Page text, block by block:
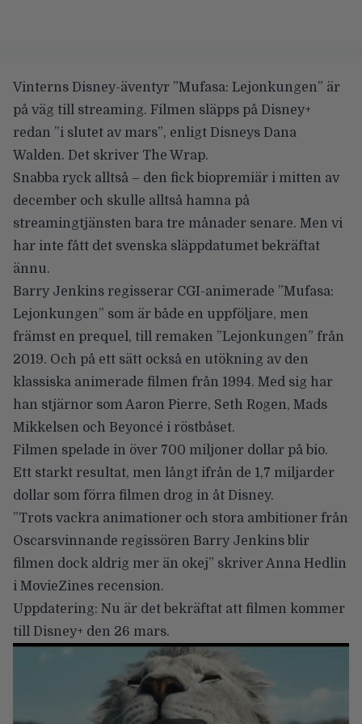
Vinterns Disney-äventyr ”Mufasa: Lejonkungen” är
på väg till streaming. Filmen släpps på Disney+
redan ”i slutet av mars”, enligt Disneys Dana
Walden. Det skriver The Wrap.
Snabba ryck alltså – den fick biopremiär i mitten av
december och skulle alltså hamna på
streamingtjänsten bara tre månader senare. Men vi
har inte fått det svenska släppdatumet bekräftat
ännu.
Barry Jenkins regisserar CGI-animerade ”Mufasa:
Lejonkungen” som är både en uppföljare, men
främst en prequel, till remaken ”Lejonkungen” från
2019. Och på ett sätt också en utökning av den
klassiska animerade filmen från 1994. Med sig har
han stjärnor som Aaron Pierre, Seth Rogen, Mads
Mikkelsen och Beyoncé i röstbåset.
Filmen spelade in över 700 miljoner dollar på bio.
Ett starkt resultat, men långt ifrån de 1,7 miljarder
dollar som förra filmen drog in åt Disney.
”Trots vackra animationer och stora ambitioner från
Oscarsvinnande regissören Barry Jenkins blir
filmen dock aldrig mer än okej” skriver Anna Hedlin
i MovieZines recension.
Uppdatering: Nu är det bekräftat att filmen kommer
till Disney+ den 26 mars.